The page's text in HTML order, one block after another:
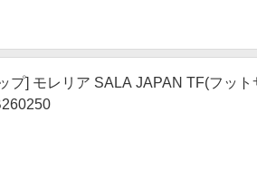
プ] モレリア SALA JAPAN TF(フット